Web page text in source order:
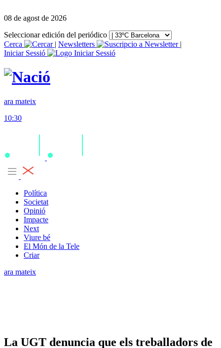
08 de agost de 2026
Seleccionar edición del periódico
Cerca
| Newsletters
|
Iniciar Sessió
ara mateix
10:30
Política
Societat
Opinió
Impacte
Next
Viure bé
El Món de la Tele
Criar
ara mateix
La UGT denuncia que els treballadors de